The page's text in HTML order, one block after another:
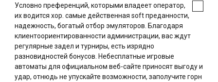
Условно преференций, которыми владеет оператор,
их водится хор. самые действенная soft преданности,
надежность, богатый отбор эмуляторов. Благодаря
клиентоориентированности администрации, вас ждут
регулярные задел и турниры, есть изрядно
разновидностей бонусов. Небесплатные игровые
автоматы для официальном веб-сайте приносят выгоду и
удар, отнюдь не упускайте возможности, заполучите горн